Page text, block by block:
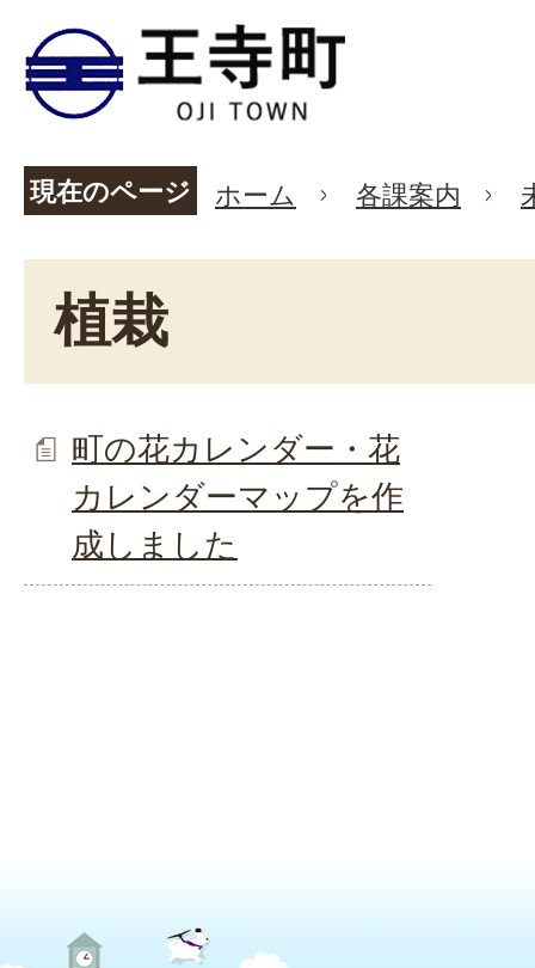
現在のページ ホーム 各課案内
植栽
町の花カレンダー・花
カレンダーマップを作
成しました